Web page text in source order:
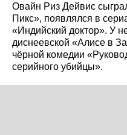
Овайн Риз Дейвис
Пикс», появлялся в
«Индийский доктор». У
диснеевской «Алисе в
чёрной комедии
серийного убийцы».